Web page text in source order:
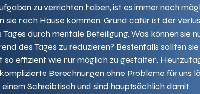
zu verrichten haben, ist es immer noch
sie nach Hause kommen. Grund dafür ist der
durch mentale Beteiligung. Was können sie
des Tages zu reduzieren? Bestenfalls sollten
so effizient wie nur möglich zu gestalten.
Berechnungen ohne Probleme für uns
einem Schreibtisch und sind hauptsächlich damit